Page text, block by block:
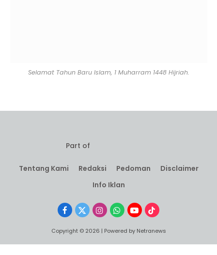
Selamat Tahun Baru Islam, 1 Muharram 1448 Hijriah.
Part of
Tentang Kami Redaksi Pedoman
Disclaimer
Info Iklan
Facebook
X
InstagramWhatsApp
YouTubeTikTok
Copyright © 2026 | Powered by Netranews